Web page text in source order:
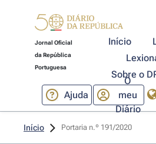
Jornal Oficial
da República
Portuguesa
Início
Sobre o
Ajuda
O
meu
Diário
Início Portaria n.º 191/2020